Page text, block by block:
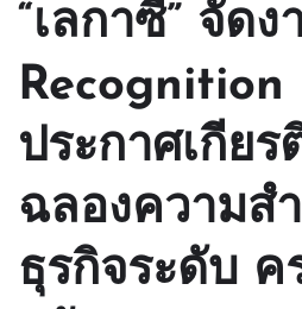
“เลกาซี” จัด
Recognition
ประกาศเกีย
ฉลองความส
ธุรกิจระดับ ค